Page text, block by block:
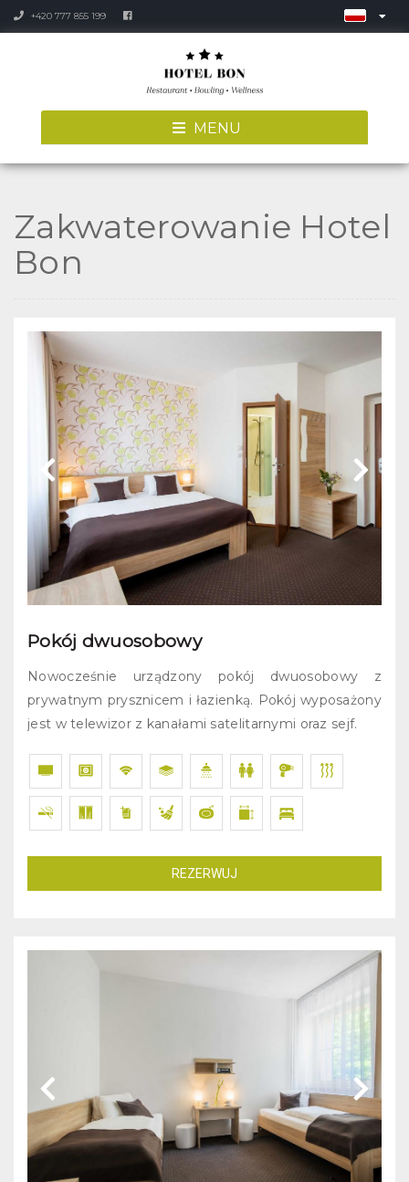
+420 777 855 199
MENU
Zakwaterowanie Hotel
Bon
Pokój dwuosobowy
Nowocześnie urządzony pokój dwuosobowy z
prywatnym prysznicem i łazienką. Pokój wyposażony
jest w telewizor z kanałami satelitarnymi oraz sejf.
REZERWUJ